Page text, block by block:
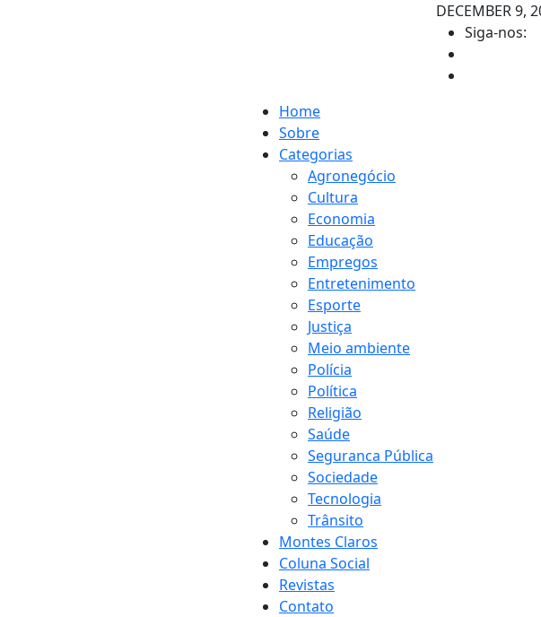
DECEMBER 9,
Siga-nos:
Home
Sobre
Categorias
Agronegócio
Cultura
Economia
Educação
Empregos
Entretenimento
Esporte
Justiça
Meio ambiente
Polícia
Política
Religião
Saúde
Seguranca Pública
Sociedade
Tecnologia
Trânsito
Montes Claros
Coluna Social
Revistas
Contato